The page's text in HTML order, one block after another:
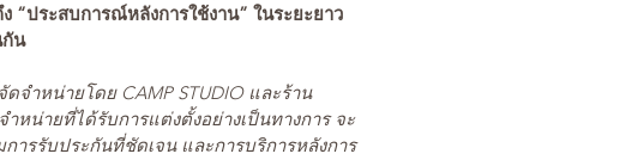
“ประสบการณ์หลังการใช้งาน” ในระยะยาว
กัน
จำหน่ายโดย CAMP STUDIO และร้าน
ำหน่ายที่ได้รับการแต่งตั้งอย่างเป็นทางการ จะ
ารรับประกันที่ชัดเจน และการบริการหลังการ